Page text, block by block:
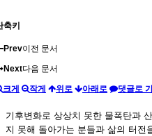
축키
Prev이전 문서
Next다음 문서
크게 작게 위로 아래로 댓글로
기후변화로 상상치 못한 물폭탄과
지 못해 돌아가는 분들과 삶의 터전